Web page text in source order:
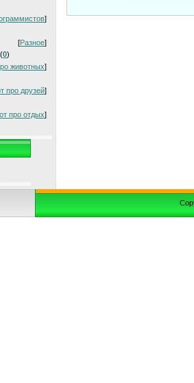
]
[Разное]
(0)
животных]
про друзей]
про отдых]